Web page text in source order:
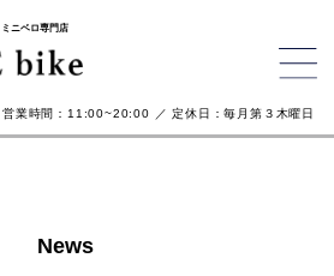
ニベロ専門店
営業時間：11:00~20:00 ／ 定休日：毎月第３木曜日
News